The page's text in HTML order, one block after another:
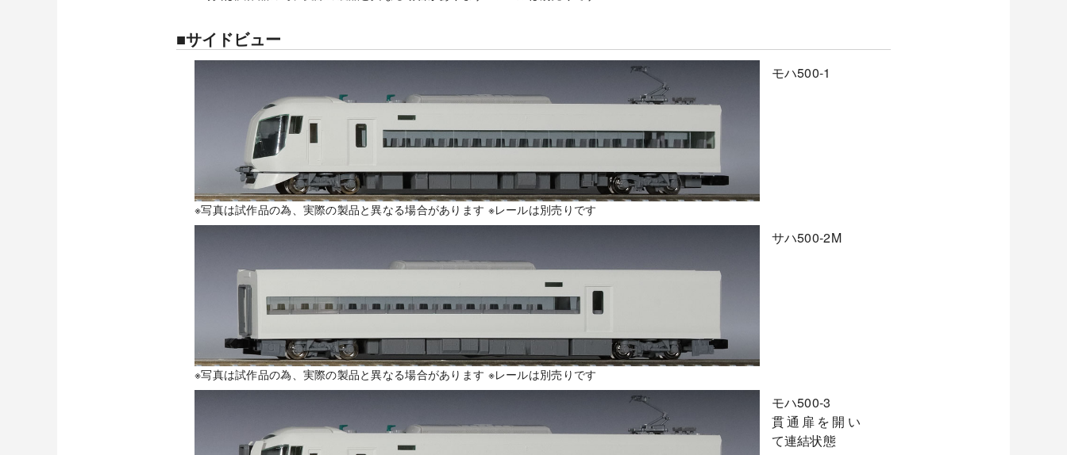
■サイドビュー
※写真は試作品の為、実際の製品と異なる場合があります ※レールは別売りです
モハ500-1
※写真は試作品の為、実際の製品と異なる場合があります ※レールは別売りです
サハ500-2M
モハ500-3
貫通扉を開い
て連結状態